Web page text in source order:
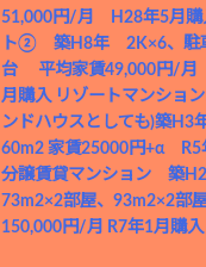
51,000円/月 H28年5月購
ト② 築H8年 2K×6、駐
台 平均家賃49,000円/
月購入 リゾートマンショ
ンドハウスとしても)築H3
60m2 家賃25000円+α R5
分譲賃貸マンション 築
73m2×2部屋、93m2×2部
150,000円/月 R7年1月購入